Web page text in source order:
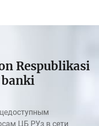
Respublikasi
ЦБ РУз в сети